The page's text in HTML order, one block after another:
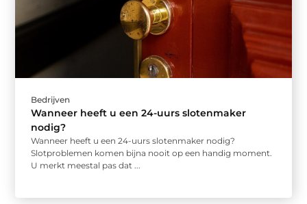
Bedrijven
Wanneer heeft u een 24-uurs slotenmaker
nodig?
Wanneer heeft u een 24-uurs slotenmaker nodig?
Slotproblemen komen bijna nooit op een handig moment.
U merkt meestal pas dat ...